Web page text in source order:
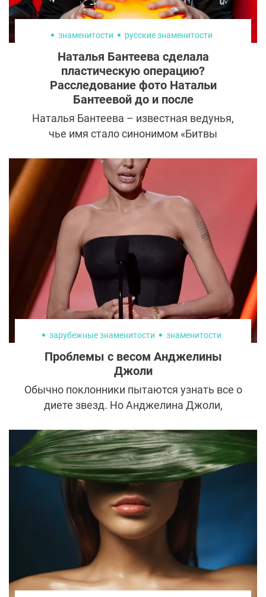
знаменитости русские знаменитости
Наталья Бантеева сделала
пластическую операцию?
Расследование фото Натальи
Бантеевой до и после
Наталья Бантеева – известная ведунья,
чье имя стало синонимом «Битвы
женщина не только имеет особые
способности, но и помогает другим
овладеть секретами магии. Яркая
участница телепрограммы «Битва
экстрасенсов» даже после шоу часто
интересует СМИ. Главные темы, которые
волнуют журналистов, – это умения и
изменение внешности колдуньи, так как
Наталья Бантеева до и после
телепередачи существенно изменилась.
зарубежные знаменитости знаменитости
Проблемы с весом Анджелины
Джоли
Обычно поклонники пытаются узнать все о
диете звезд. Но Анджелина Джоли,
всего 47 кг, не вызывает зависти и
восхищения. Фанаты пытаются узнать
истинные причины резкой потери веса
звезды и настоятельно просят ее пройти
лечение.